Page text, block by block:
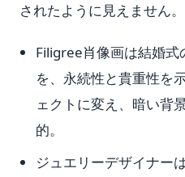
されたように見えません。
Filigree肖像画は結婚
を、永続性と貴重性を
ェクトに変え、暗い背
的。
ジュエリーデザイナー